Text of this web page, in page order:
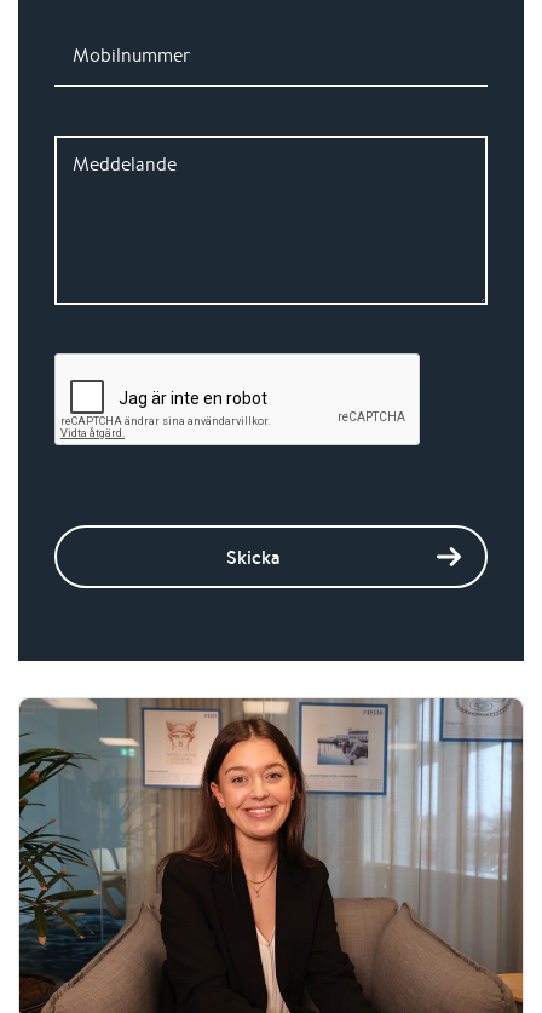
Mobilnummer
Meddelande
Skicka